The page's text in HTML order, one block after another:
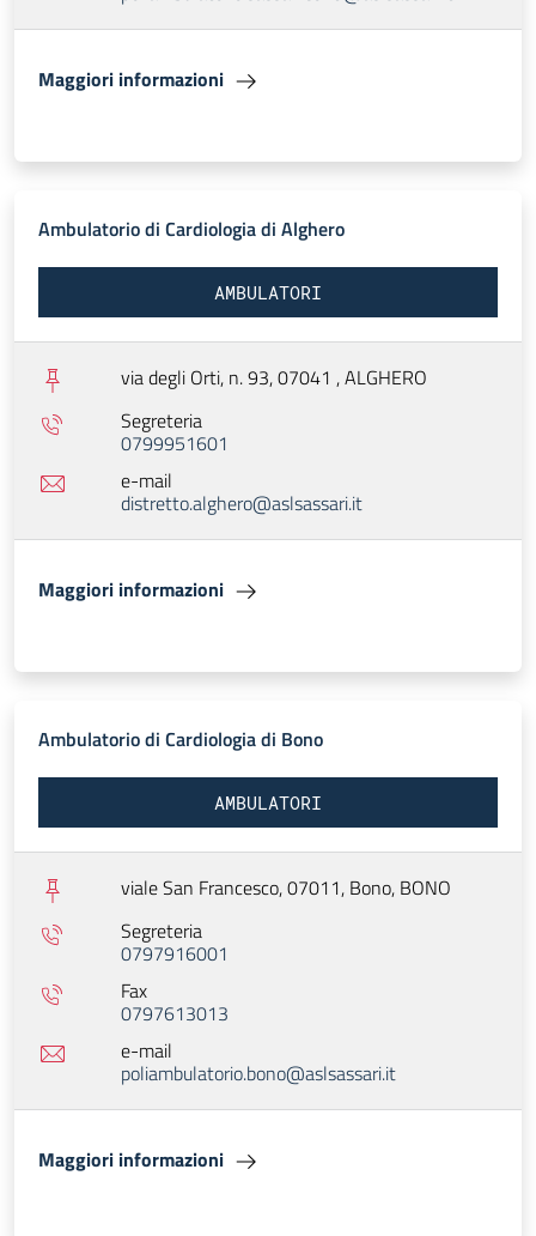
Maggiori informazioni
Ambulatorio di Cardiologia di Alghero
AMBULATORI
via degli Orti, n. 93, 07041 ,ALGHERO
Segreteria
0799951601
e-mail
distretto.alghero@aslsassari.it
Maggiori informazioni
Ambulatorio di Cardiologia di Bono
AMBULATORI
viale San Francesco, 07011, Bono, BONO
Segreteria
0797916001
Fax
0797613013
e-mail
poliambulatorio.bono@aslsassari.it
Maggiori informazioni